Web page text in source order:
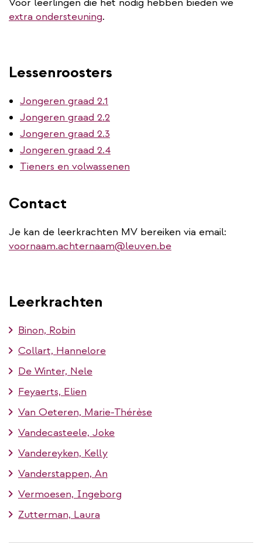
extra ondersteuning.
Lessenroosters
Jongeren graad 2.1
Jongeren graad 2.2
Jongeren graad 2.3
Jongeren graad 2.4
Tieners en volwassenen
Contact
Je kan de leerkrachten MV bereiken via email:
voornaam.achternaam@leuven.be
Leerkrachten
Binon, Robin
Collart, Hannelore
De Winter, Nele
Feyaerts, Elien
Van Oeteren, Marie-Thérèse
Vandecasteele, Joke
Vandereyken, Kelly
Vanderstappen, An
Vermoesen, Ingeborg
Zutterman, Laura